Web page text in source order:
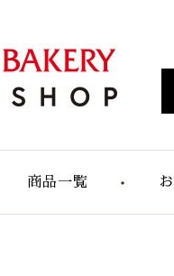
商品一覧